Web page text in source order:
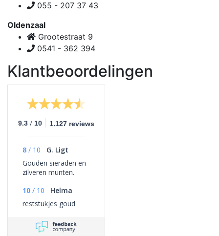
055 - 207 37 43
Oldenzaal
Grootestraat 9
0541 - 362 394
Klantbeoordelingen
9.3 / 10 1.127 reviews
8 / 10
G. Ligt
Gouden sieraden en
zilveren munten.
10 / 10
Helma
reststukjes goud